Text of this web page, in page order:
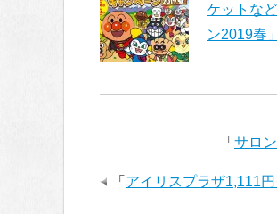
ケットな
ン2019春
「 サロ
「 アイリスプラザ1,111